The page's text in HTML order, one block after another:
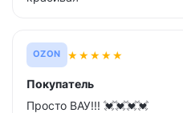
OZON ★★★★★
Покупатель
Просто ВАУ!!! 💓💓💓💓